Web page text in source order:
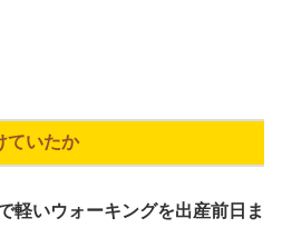
ていたか
軽いウォーキングを出産前日ま